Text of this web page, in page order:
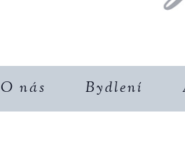
O nás Bydlení